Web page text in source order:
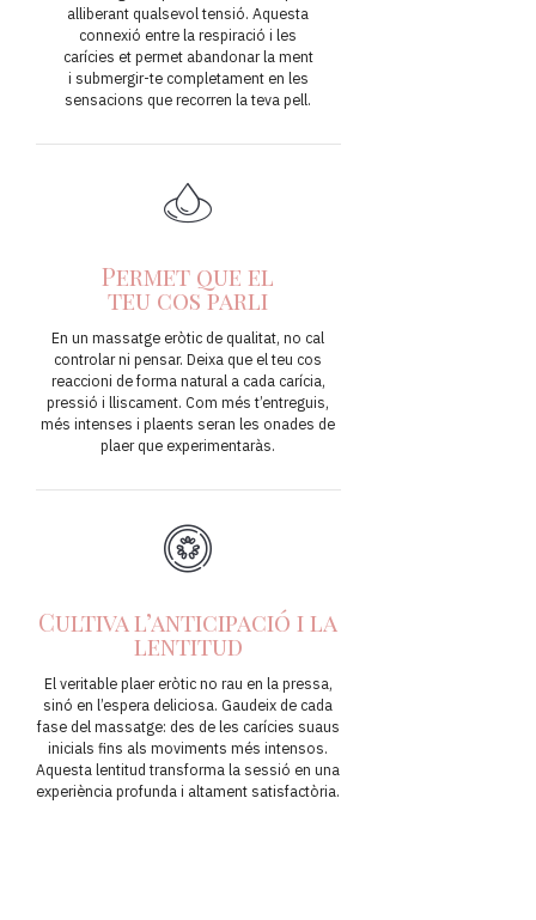
alliberant qualsevol tensió. Aquesta
connexió entre la respiració i les
carícies et permet abandonar la ment
i submergir-te completament en les
sensacions que recorren la teva pell.
Permet que el
teu cos parli
En un massatge eròtic de qualitat, no cal
controlar ni pensar. Deixa que el teu cos
reaccioni de forma natural a cada carícia,
pressió i lliscament. Com més t’entreguis,
més intenses i plaents seran les onades de
plaer que experimentaràs.
Cultiva l’anticipació i la
lentitud
El veritable plaer eròtic no rau en la pressa,
sinó en l’espera deliciosa. Gaudeix de cada
fase del massatge: des de les carícies suaus
inicials fins als moviments més intensos.
Aquesta lentitud transforma la sessió en una
experiència profunda i altament satisfactòria.